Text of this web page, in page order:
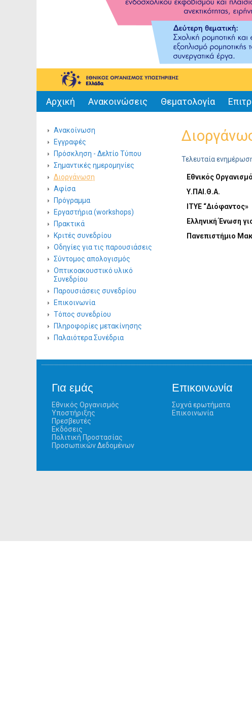
Αρχική Ανακοινώσεις Θεματολογία
Ανακοίνωση
Εγγραφές
Πρόσκληση - Δελτίο Τύπου
Σημαντικές ημερομηνίες
Διοργάνωση
Αφίσα
Πρόγραμμα
Εργαστήρια (workshops)
Πρακτικά
Κριτές συνεδρίου
Οδηγίες για τις παρουσιάσεις
Σύντομος απολογισμός
Οπτικοακουστικό υλικό
Συνεδρίου
Παρουσιάσεις συνεδρίου
Επικοινωνία
Τόπος συνεδρίου
Πληροφορίες μετακίνησης
Παλαιότερα Συνέδρια
Τελευταία
Εθνικός
Υ. ΠAI.Θ.Α.
ITYE“Διόφαντος»
Ελληνική Ένωση
Πανεπιστήμιο
Για εμάς
Εθνικός Οργανισμός
Υποστήριξης
Πρεσβευτές
Εκδόσεις
Πολιτική Προστασίας
Προσωπικών Δεδομένων
Επικοινωνία
Συχνά ερωτήματα
Επικοινωνία